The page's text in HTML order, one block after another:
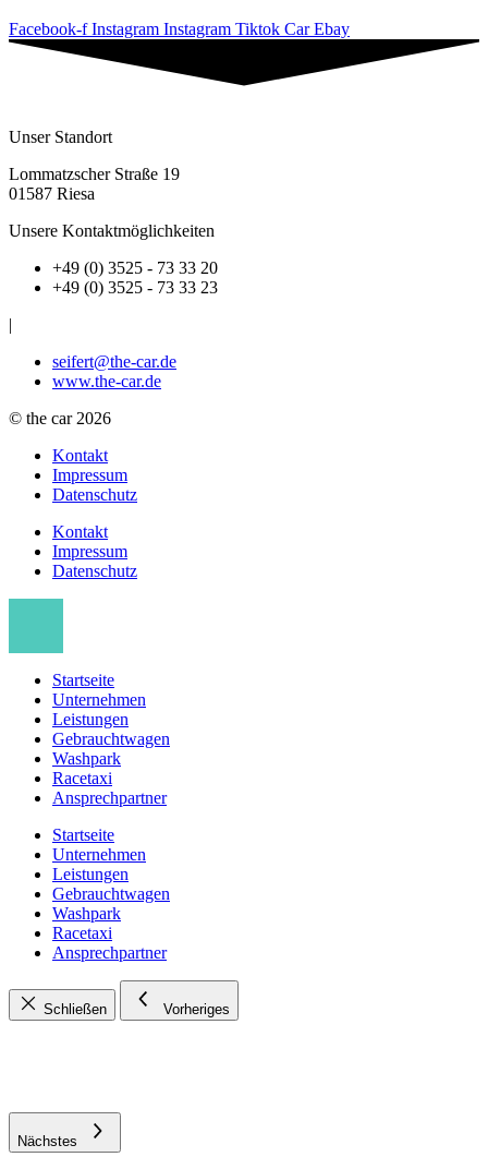
Facebook-f Instagram Instagram Tiktok Car Ebay
Unser Standort
Lommatzscher Straße 19
01587 Riesa
Unsere Kontaktmöglichkeiten
+49 (0) 3525 - 73 33 20
+49 (0) 3525 - 73 33 23
|
seifert@the-car.de
www.the-car.de
© the car 2026
Kontakt
Impressum
Datenschutz
Kontakt
Impressum
Datenschutz
Startseite
Unternehmen
Leistungen
Gebrauchtwagen
Washpark
Racetaxi
Ansprechpartner
Startseite
Unternehmen
Leistungen
Gebrauchtwagen
Washpark
Racetaxi
Ansprechpartner
Schließen Vorheriges
Nächstes